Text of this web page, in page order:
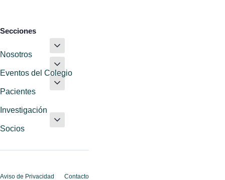
Secciones
Nosotros
Eventos del Colegio
Pacientes
Investigación
Socios
Aviso de Privacidad Contacto